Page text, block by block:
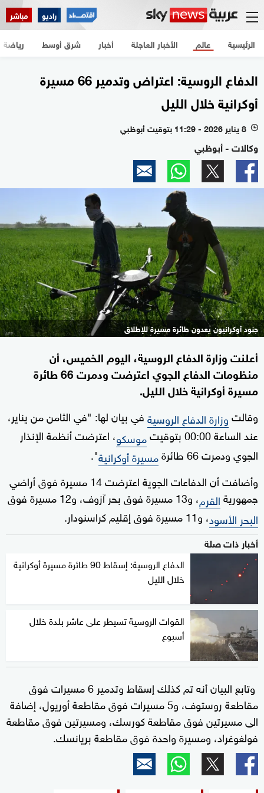
راديو مباشر
الرئيسية الأخبار العاجلة أخبار شرق أوسط عالم رياضة
الدفاع الروسية: اعتراض وتدمير 66 مسيرة
أوكرانية خلال الليل
l 8 يناير 2026 - 11:29 بتوقيت أبوظبي
وكالات - أبوظبي
جنود أوكرانيون يعدون طائرة مسيرة للإطلاق
أعلنت وزارة الدفاع الروسية، اليوم الخميس، أن
منظومات الدفاع الجوي اعترضت ودمرت 66 طائرة
مسيرة أوكرانية خلال الليل.
وقالتوزارة الدفاع الروسيةفي بيان لها: "في الثامن من يناير،
عند الساعة 00:00 بتوقيت
موسكو، اعترضت أنظمة الإنذار
الجوي ودمرت 66 طائرة
مسيرة أوكرانية".
وأضافت أن الدفاعات الجوية اعترضت 14 مسيرة فوق أراضي
جمهوريةالقرم، و13 مسيرة فوق بحر آزوف، و12 مسيرة فوق
البحر الأسود، و11 مسيرة فوق إقليم كراسنودار.
أخبار ذات صلة
الدفاع الروسية: إسقاط 90 طائرة مسيرة أوكرانية
خلال الليل
القوات الروسية تسيطر على عاشر بلدة خلال
أسبوع
وتابع البيان أنه تم كذلك إسقاط وتدمير 6 مسيرات فوق
مقاطعة روستوف، و5 مسيرات فوق مقاطعة أوريول، إضافة
الى مسيرتين فوق مقاطعة كورسك، ومسيرتين فوق مقاطعة
فولغوغراد، ومسيرة واحدة فوق مقاطعة بريانسك.